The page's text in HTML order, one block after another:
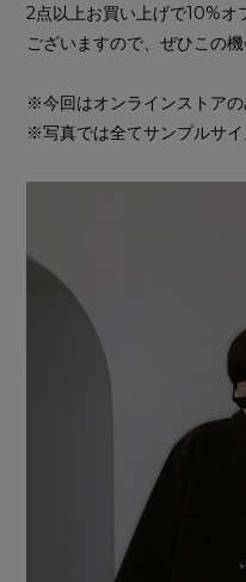
2点以上お買い上げで10%オ
ございますので、ぜひこの
※今回はオンラインストアの
※写真では全てサンプルサイ